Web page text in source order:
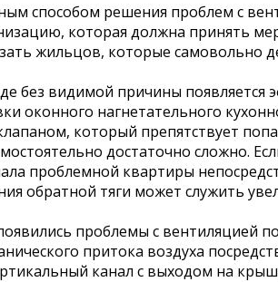
способом решения проблем с
которая должна принять
жильцов, которые самовольно
без видимой причины появляется
оконного нагнетательного
который препятствует
достаточно сложно.
проблемной квартиры
обратной тяги может служить
проблемы с вентиляцией
притока воздуха
канал с выходом на